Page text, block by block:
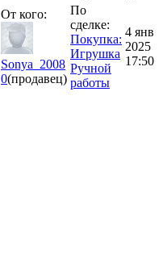
От кого:
Sonya_2008
0(продавец)
По
сделке:
Покупка:
Игрушка
Ручной
работы
4 янв
2025
17:50